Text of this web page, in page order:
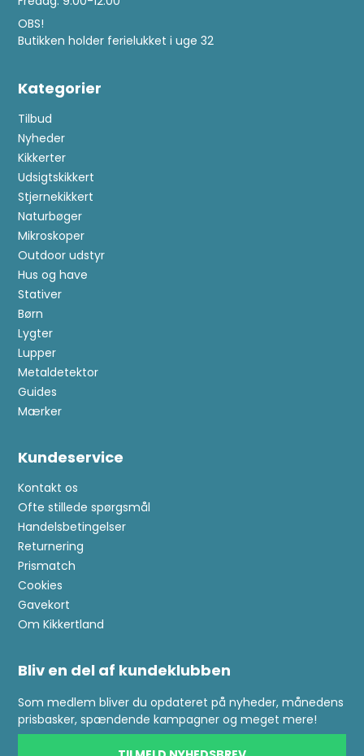
OBS!
Butikken holder ferielukket i uge 32
Kategorier
Tilbud
Nyheder
Kikkerter
Udsigtskikkert
Stjernekikkert
Naturbøger
Mikroskoper
Outdoor udstyr
Hus og have
Stativer
Børn
Lygter
Lupper
Metaldetektor
Guides
Mærker
Kundeservice
Kontakt os
Ofte stillede spørgsmål
Handelsbetingelser
Returnering
Prismatch
Cookies
Gavekort
Om Kikkertland
Bliv en del af kundeklubben
Som medlem bliver du opdateret på nyheder, månedens
prisbasker, spændende kampagner og meget mere!